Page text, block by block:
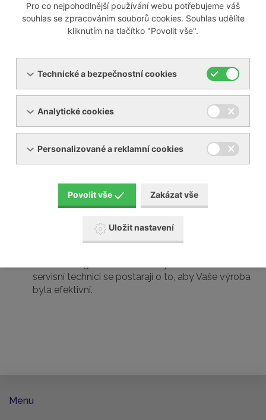
plynů, tzn. vývěv, dmychadel a
kompresorů. Dále dodáváme, revidujeme a
chlazení kapalin a stlačeného vzduchu.
Naší misí je naprostá spokojenost zákazníka
a hladký a bezproblémový chod výroby.
lisu, nebo špičkový plynotěsný kompresor na
hélium, kyslík, vodík a další plyny, pomůžeme vám
Díky tomu, že jsme autorizovaným zástupcem pro
servisní technici se postarají o to, aby Vaše výroba
byla efektivní.
Menu
Pro co nejpohodlnější používání webu potřebujeme váš
souhlas se zpracováním souborů cookies. Souhlas udělíte
kliknutím na tlačítko "Povolit vše".
Technické a bezpečnostní cookies
Analytické cookies
Personalizované a reklamní cookies
Povolit vše Zakázat vše
Uložit nastavení